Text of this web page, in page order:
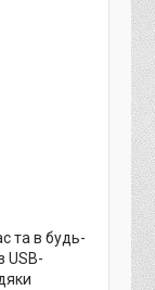
та в будь-
USB-